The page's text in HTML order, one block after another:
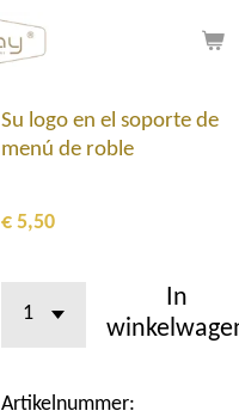
Su logo en el soporte de
menú de roble
€ 5,50
In
Artikelnummer: